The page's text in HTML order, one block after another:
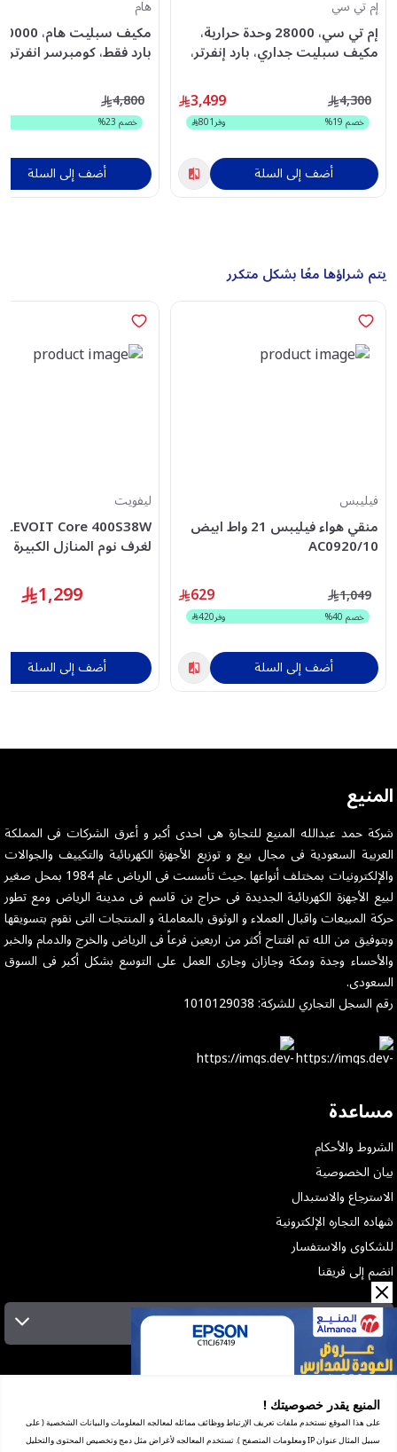
المنيع يقدر خصوصيتك !
على هذا الموقع نستخدم ملفات تعريف الإرتباط ووظائف مماثله لمعالجه المعلومات والبيانات الشخصية ( على
سبيل المثال عنوان IP ومعلومات المتصفح ). تستخدم المعالجه لأغراض مثل دمج وتخصيص المحتوى والتحليل
إم تي سي
إم تي سي، 28000 وحدة حرارية،
مكيف سبليت جداري، بارد إنفرتر،
3,499 4,300
خصم19
% وفر801
أضف إلى السلة
هام
بارد فقط، كومبرسر
HM30CO25INV
4,800
خصم 23
%
أضف إلى السلة
يتم شراؤها معًا بشكل متكرر
فيليبس
منقي هواء فيليبس 21 واط ابيض
AC0920/10
629 1,049
خصم40
% وفر420
أضف إلى السلة
ليفويت
لغرف نوم المنازل الكبيرة
1,299
أضف إلى السلة
المنيع
شركة حمد عبدالله المنيع للتجارة هى احدى أكبر و أعرق الشركات فى المملكة
العربية السعودية فى مجال بيع و توزيع الأجهزة الكهربائية والتكييف والجوالات
والإلكترونيات بمختلف أنواعها .حيث تأسست فى الرياض عام 1984 بمحل صغير
لبيع الأجهزة الكهربائية الجديدة فى حراج بن قاسم فى مدينة الرياض ومع تطور
حركة المبيعات واقبال العملاء و الوثوق بالمعاملة و المنتجات التى نقوم بتسويقها
وبتوفيق من الله تم افتتاح أكثر من اربعين فرعاً فى الرياض والخرج والدمام والخبر
والأحساء وجدة ومكة وجازان وجارى العمل على التوسع بشكل أكبر فى السوق
السعودى.
رقم السجل التجاري للشركة: 1010129038
مساعدة
الشروط والأحكام
بيان الخصوصية
الاسترجاع والاستبدال
شهاده التجاره الإلكترونية
للشكاوى والاستفسار
انضم إلى فريقنا
الإشتراك بالنشرة البريدية
المعارض
شهادة ضريبة القيمة المضافة